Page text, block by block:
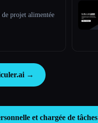
projet alimentée
→
et chargée de tâches